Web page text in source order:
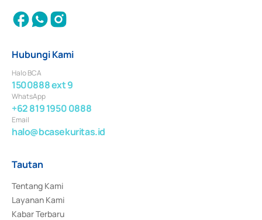
Hubungi Kami
Halo BCA
1500888 ext 9
WhatsApp
+62 819 1950 0888
Email
halo@bcasekuritas.id
Tautan
Tentang Kami
Layanan Kami
Kabar Terbaru